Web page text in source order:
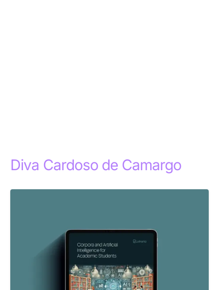
Diva Cardoso de Camargo